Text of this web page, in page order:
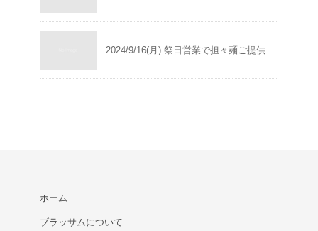
2024/9/16(月) 祭日営業で担々麺ご提供
ホーム
ブラッサムについて